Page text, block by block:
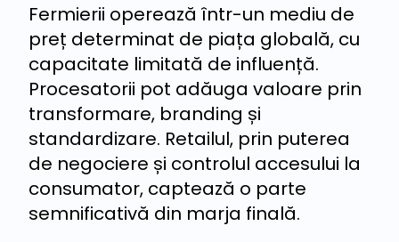
Fermierii operează într-un mediu de
preț determinat de piața globală, cu
capacitate limitată de influență.
Procesatorii pot adăuga valoare prin
transformare, branding și
standardizare. Retailul, prin puterea
de negociere și controlul accesului la
consumator, captează o parte
semnificativă din marja finală.